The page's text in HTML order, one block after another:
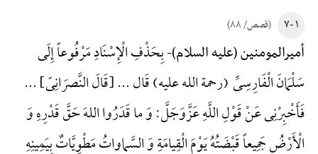
۱ -۷ (قصص/ ۸۸)
أمیرالمومنین (علیه السلام)-بِحَذْفِ الْإِسْنَادِ مَرْفُوعاً إِلَی
سَلْمَانَ الْفَارِسِیِّ (رحمة الله علیه) قَال ... {قَالَ النَّصرَانِیّ} ...
فَأَخْبِرْنِی عَنْ قَوْلِ اللَّهِ عَزَّوَجَلَّ: وَ ما قَدَرُوا اللهَ حَقَّ قَدْرِهِ وَ
الْأَرْضُ جَمِیعاً قَبْضَتُهُ یَوْمَ الْقِیامَةِ وَ السَّماواتُ مَطْوِیَّاتٌ بِیَمِینِهِ